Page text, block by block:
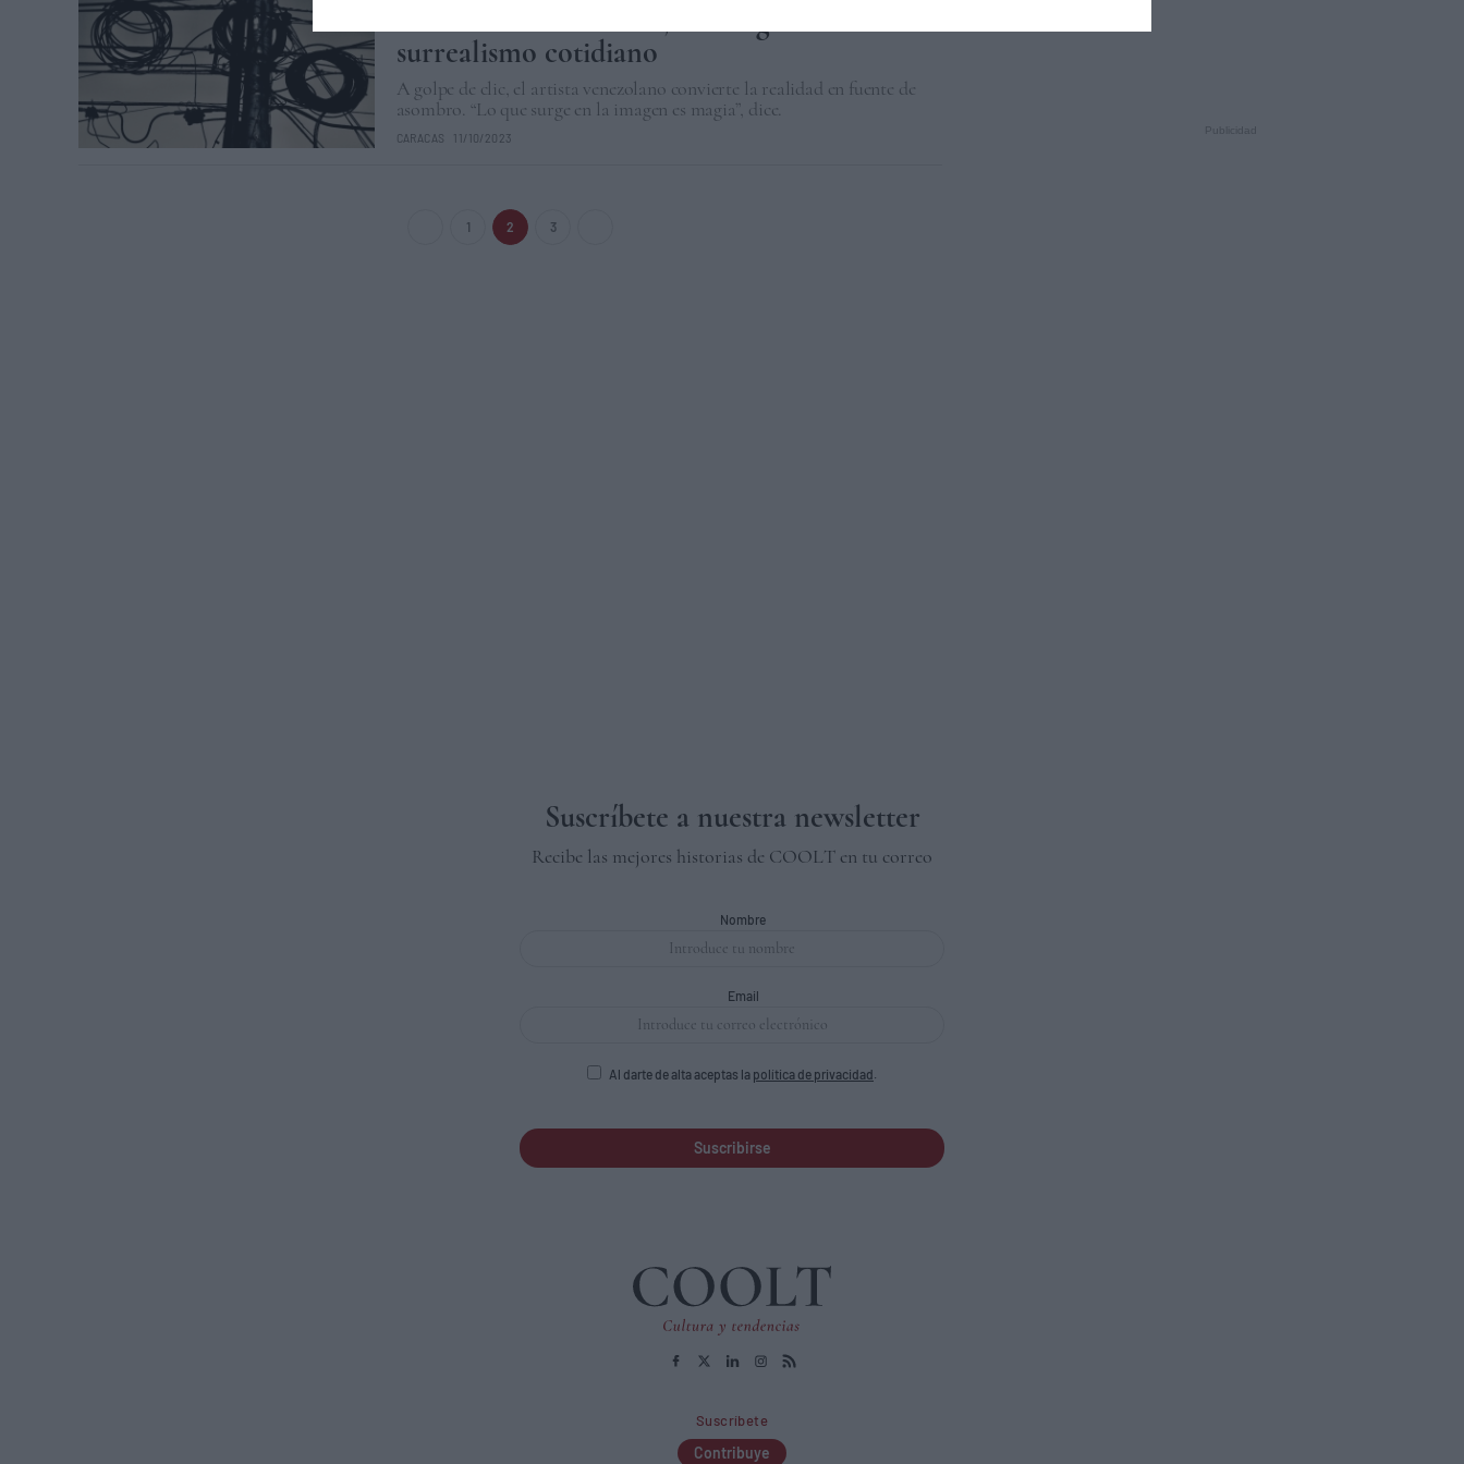
Ricardo Gómez Pérez, el fotógrafo del
surrealismo cotidiano
A golpe de clic, el artista venezolano convierte la realidad en fuente de
asombro. “Lo que surge en la imagen es magia”, dice.
CARACAS 11/10/2023
1 2 3
Suscríbete a nuestra newsletter
Recibe las mejores historias de COOLT en tu correo
Nombre
Email
Al darte de alta aceptas la política de privacidad.
Suscribirse
Suscríbete
Contribuye